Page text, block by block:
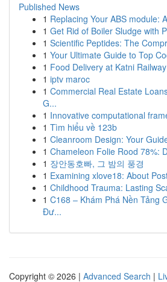
Published News
1 Replacing Your ABS module:
1 Get Rid of Boiler Sludge with
1 Scientific Peptides: The
1 Your Ultimate Guide to Top
1 Food Delivery at Katni
1 iptv maroc
1 Commercial Real Estate
G...
1 Innovative computational
1 Tìm hiểu về 123b
1 Cleanroom Design: Your
1 Chameleon Folie Rood 78%:
1 장안동호빠, 그 밤의 풍경
1 Examining xlove18: About
1 Childhood Trauma: Lasting
1 C168 – Khám Phá Nền Tảng
Đư...
Copyright © 2026 | Advanced Search |